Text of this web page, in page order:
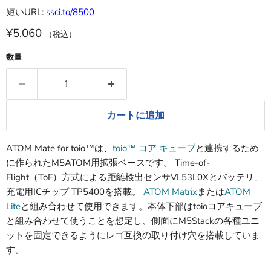
短いURL: ssci.to/8500
¥5,060 （税込）
数量
カートに追加
ATOM Mate for toio™は、 toio™ コア キューブと連携するため
に作られたM5ATOM用拡張ベースです。 Time-of-
Flight（ToF）方式による距離検出センサVL53L0Xとバッテリ、
充電用ICチップ TP5400を搭載。 ATOM MatrixまたはATOM
Liteと組み合わせて使用できます。本体下部はtoioコアキューブ
と組み合わせて使うことを想定し、側面にM5Stackの各種ユニ
ットを固定できるようにレゴ互換の取り付け穴を搭載していま
す。